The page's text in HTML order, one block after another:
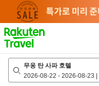
page
무옹 탄 사파 호텔
2026-08-22 - 2026-08-23 |